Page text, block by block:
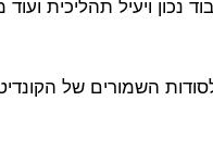
הצצה חינמית לסודות השמורים של